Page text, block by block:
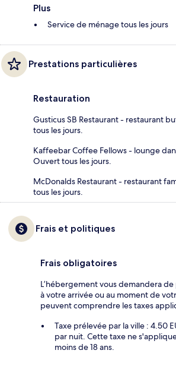
Plus
Service de ménage tous les jours
Prestations particulières
Restauration
Gusticus SB Restaurant - restaurant
tous les jours.
Kaffeebar Coffee Fellows - lounge
Ouvert tous les jours.
McDonalds Restaurant - restaurant
tous les jours.
Frais et politiques
Frais obligatoires
L’hébergement vous demandera de
à votre arrivée ou au moment de
peuvent comprendre les taxes
Taxe prélevée par la ville : 4.50
par nuit. Cette taxe ne
moins de 18 ans.